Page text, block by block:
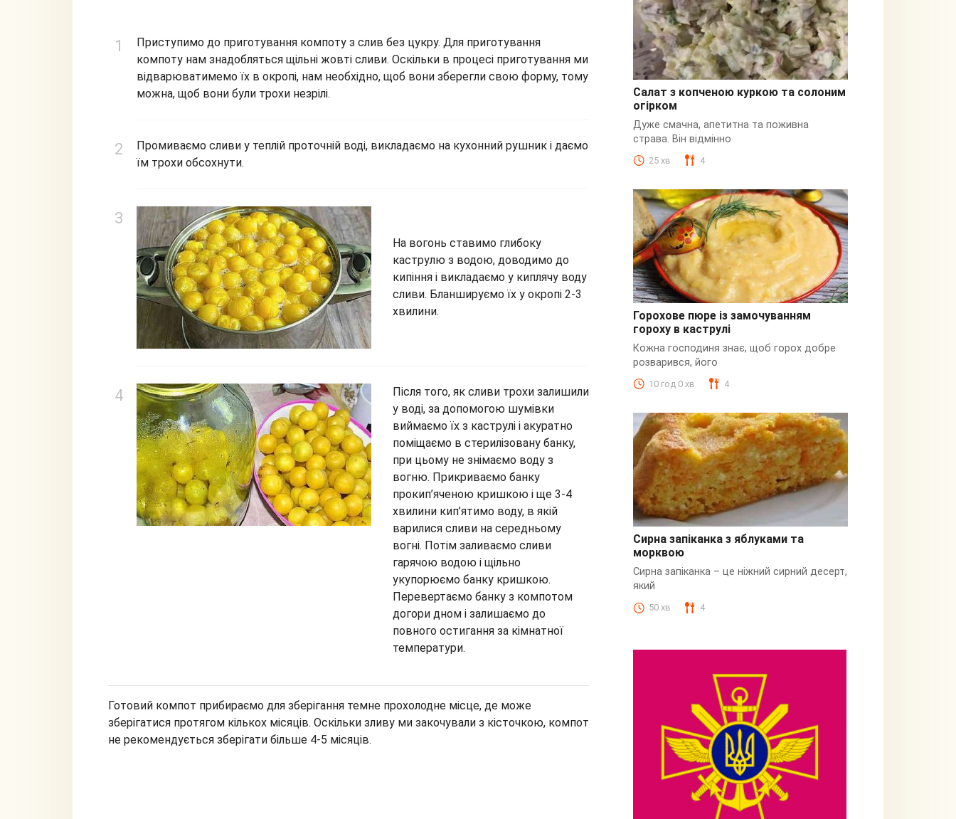
Приступимо до приготування компоту з слив без цукру. Для приготування
компоту нам знадобляться щільні жовті сливи. Оскільки в процесі приготування ми
відварюватимемо їх в окропі, нам необхідно, щоб вони зберегли свою форму, тому
можна, щоб вони були трохи незрілі.
Промиваємо сливи у теплій проточній воді, викладаємо на кухонний рушник і даємо
їм трохи обсохнути.
На вогонь ставимо глибоку
каструлю з водою, доводимо до
кипіння і викладаємо у киплячу воду
сливи. Бланшируємо їх у окропі 2-3
хвилини.
Після того, як сливи трохи залишили
у воді, за допомогою шумівки
виймаємо їх з каструлі і акуратно
поміщаємо в стерилізовану банку,
при цьому не знімаємо воду з
вогню. Прикриваємо банку
прокип’яченою кришкою і ще 3-4
хвилини кип’ятимо воду, в якій
варилися сливи на середньому
вогні. Потім заливаємо сливи
гарячою водою і щільно
укупорюємо банку кришкою.
Перевертаємо банку з компотом
догори дном і залишаємо до
повного остигання за кімнатної
температури.
Готовий компот прибираємо для зберігання темне прохолодне місце, де може
зберігатися протягом кількох місяців. Оскільки зливу ми закочували з кісточкою, компот
не рекомендується зберігати більше 4-5 місяців.
З куркою
Салат з копченою куркою та солоним
огірком
Дуже смачна, апетитна та поживна
страва. Він відмінно
25 хв 4
Пюре
Горохове пюре із замочуванням
гороху в каструлі
Кожна господиня знає, щоб горох добре
розварився, його
10 год 0 хв 4
Сирна
Сирна запіканка з яблуками та
морквою
Сирна запіканка – це ніжний сирний десерт,
який
50 хв 4